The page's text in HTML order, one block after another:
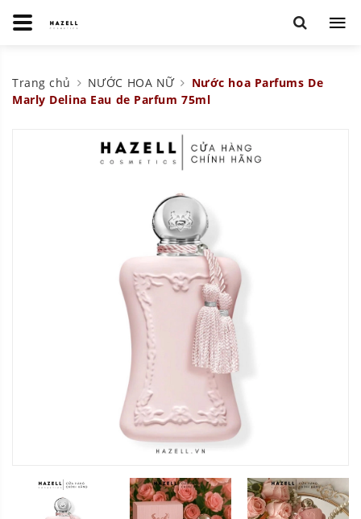
Trang chủ NƯỚC HOA NỮ
Nước hoa Parfums De
Marly Delina Eau de Parfum 75ml